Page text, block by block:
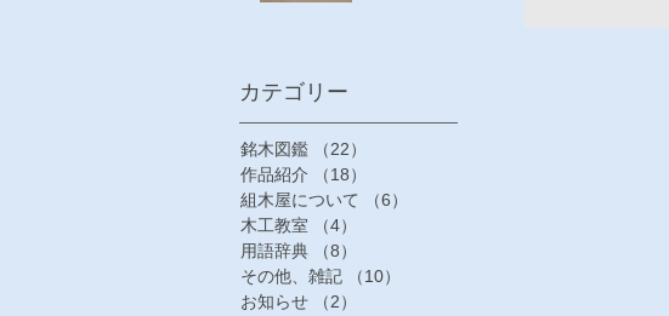
​カテゴリー
銘木図鑑 （22）
作品紹介
（18）
組木屋について
（6）
木工教室
（4）
用語辞典
（8）
その他、雑記
（10）
お知らせ
（2）